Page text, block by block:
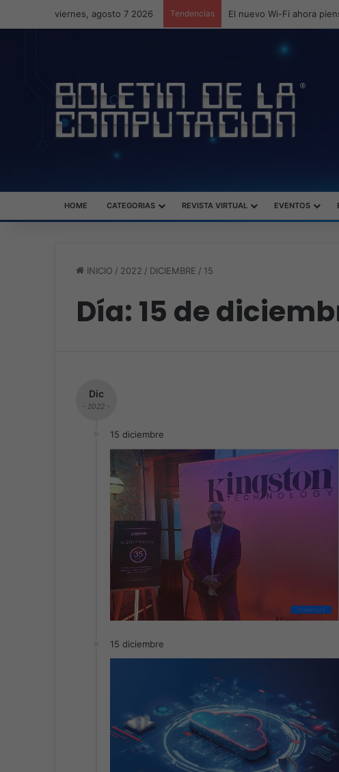
viernes, agosto 7 2026 Tendencias ASUS redefine la
HOME CATEGORIAS REVISTA VIRTUAL EVENTOS
INICIO / 2022 / DICIEMBRE / 15
Día: 15 de
Dic
- 2022 -
15 diciembre
Cobertura
15 diciembre